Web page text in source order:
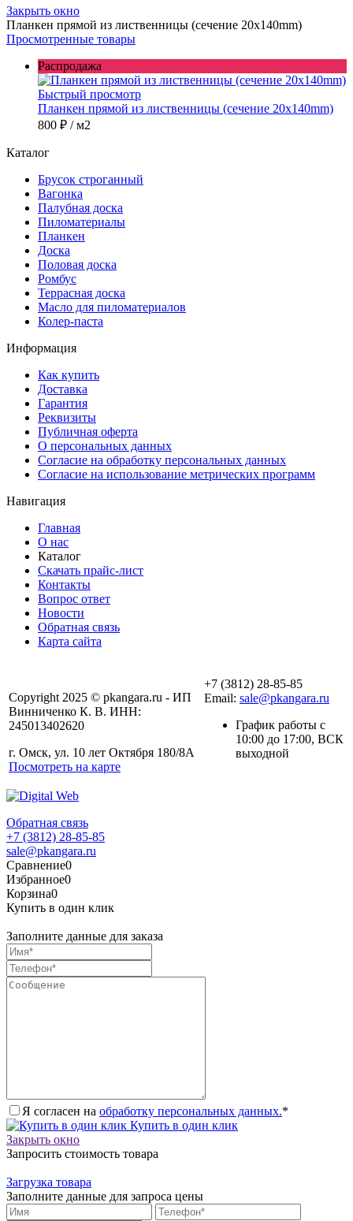
Закрыть окно
Планкен прямой из лиственницы (сечение 20х140mm)
Просмотренные товары
Распродажа
Быстрый просмотр
Планкен прямой из лиственницы (сечение 20х140mm)
800 ₽ / м2
Каталог
Брусок строганный
Вагонка
Палубная доска
Пиломатериалы
Планкен
Доска
Половая доска
Ромбус
Террасная доска
Масло для пиломатериалов
Колер-паста
Информация
Как купить
Доставка
Гарантия
Реквизиты
Публичная оферта
О персональных данных
Согласие на обработку персональных данных
Согласие на использование метрических программ
Навигация
Главная
О нас
Каталог
Скачать прайс-лист
Контакты
Вопрос ответ
Новости
Обратная связь
Карта сайта
Copyright 2025 © pkangara.ru - ИП
Винниченко К. В. ИНН:
245013402620
г. Омск, ул. 10 лет Октября 180/8А
Посмотреть на карте
+7 (3812) 28-85-85
Email: sale@pkangara.ru
График работы с
10:00 до 17:00, ВСК
выходной
Обратная связь
+7 (3812) 28-85-85
sale@pkangara.ru
Сравнение0
Избранное0
Корзина0
Купить в один клик
Заполните данные для заказа
Я согласен на обработку персональных данных.*
Купить в один клик
Закрыть окно
Запросить стоимость товара
Загрузка товара
Заполните данные для запроса цены